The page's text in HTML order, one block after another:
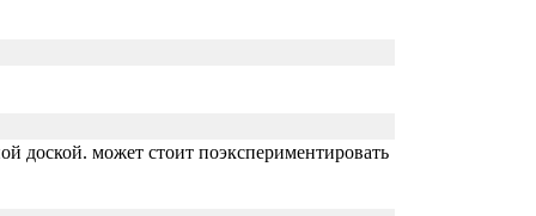
доской. может стоит поэкспериментировать